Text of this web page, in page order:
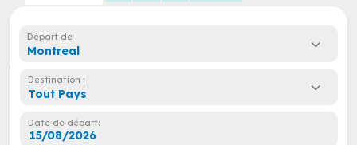
Départ de :
Montreal
Destination :
Tout Pays
Date de départ: